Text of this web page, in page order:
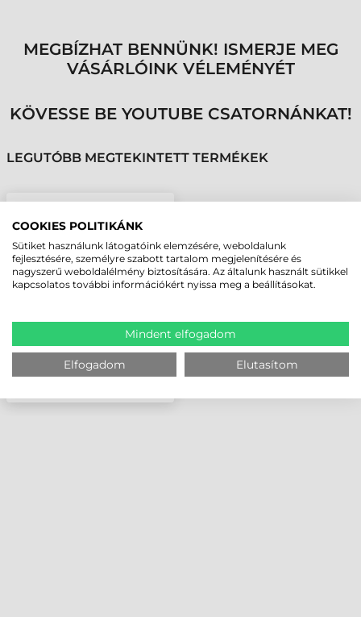
MEGBÍZHAT BENNÜNK! ISMERJE MEG
VÁSÁRLÓINK VÉLEMÉNYÉT
KÖVESSE BE YOUTUBE CSATORNÁNKAT!
LEGUTÓBB MEGTEKINTETT TERMÉKEK
203 DPI, ZD621T
COOKIES POLITIKÁNK
Sütiket használunk látogatóink elemzésére, weboldalunk
fejlesztésére, személyre szabott tartalom megjelenítésére és
nagyszerű weboldalélmény biztosítására. Az általunk használt sütikkel
kapcsolatos további információkért nyissa meg a beállításokat.
Mindent elfogadom
Elfogadom Elutasítom